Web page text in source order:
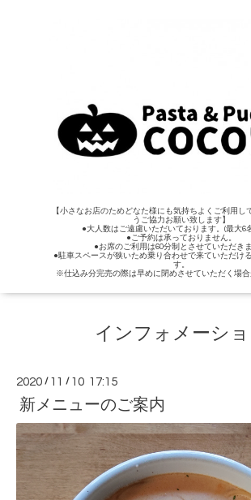
【小さなお店のためどなた様にも気持ちよくご利用し
うご協力お願い致します】
●大人数はご遠慮いただいております。(最大6
●ご予約は承っておりません。
●お席のご利用は60分制とさせていただきま
●駐車スペースが狭いため乗り合わせで来ていただけ
す。
※仕込み分完売の際は早めに閉めさせていただく場合
インフォメーショ
2020 / 11 / 10 17:15
新メニューのご案内